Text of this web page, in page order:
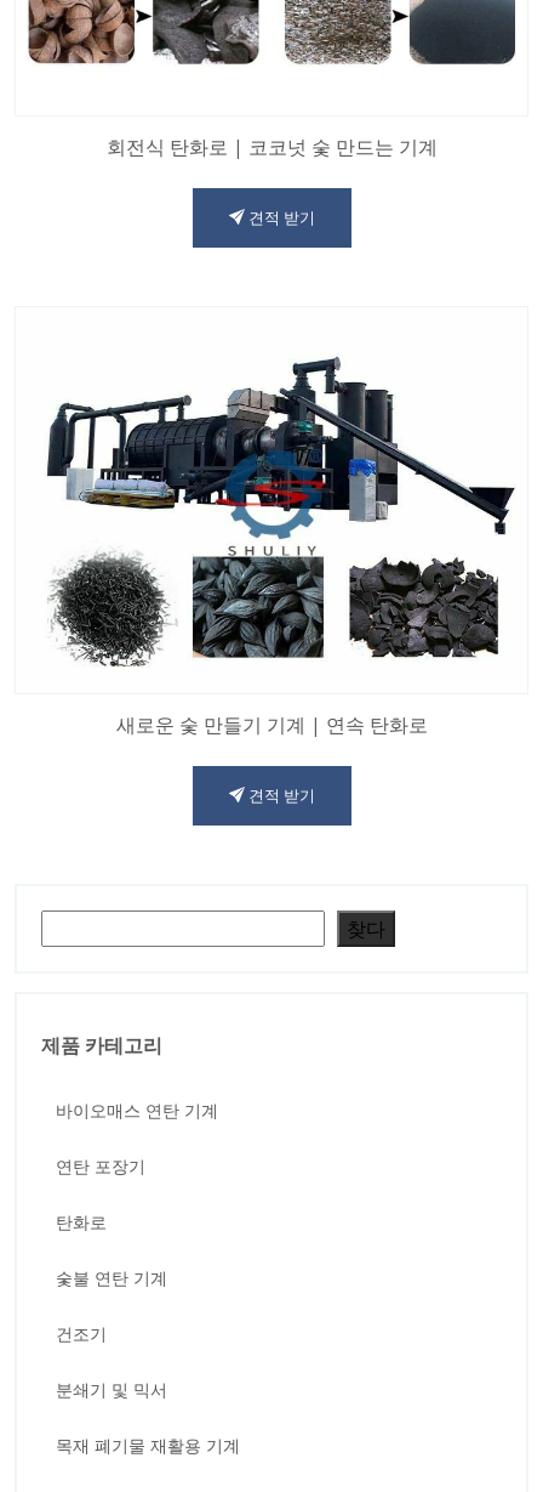
찾다
제품 카테고리
바이오매스 연탄 기계
연탄 포장기
탄화로
숯불 연탄 기계
건조기
분쇄기 및 믹서
목재 폐기물 재활용 기계
회전식 탄화로 | 코코넛 숯 만드는 기계
견적 받기
새로운 숯 만들기 기계 | 연속 탄화로
견적 받기